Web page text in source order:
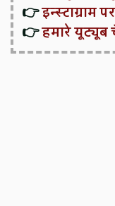
👉इन्स्टाग्राम
👉हमारे यूट्यूब